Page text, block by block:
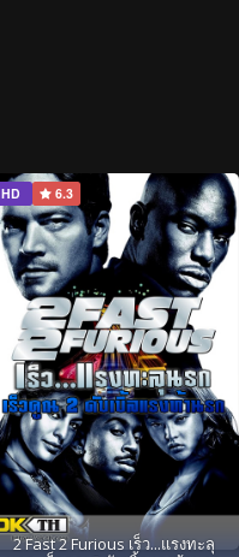
HD 6.3
2 Fast 2 Furious เร็ว...แรงทะลุ